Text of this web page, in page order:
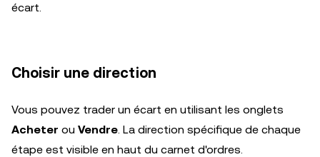
écart.
Choisir une direction
Vous pouvez trader un écart en utilisant les onglets
Acheter ou Vendre. La direction spécifique de chaque
étape est visible en haut du carnet d'ordres.